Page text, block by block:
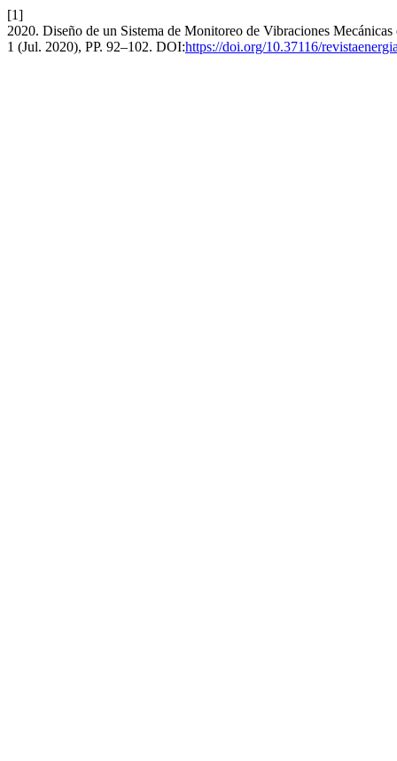
[1]
2020. Diseño de un Sistema de Monitoreo de Vibraciones
1 (Jul. 2020), PP. 92–102. DOI:https://doi.org/10.37116/